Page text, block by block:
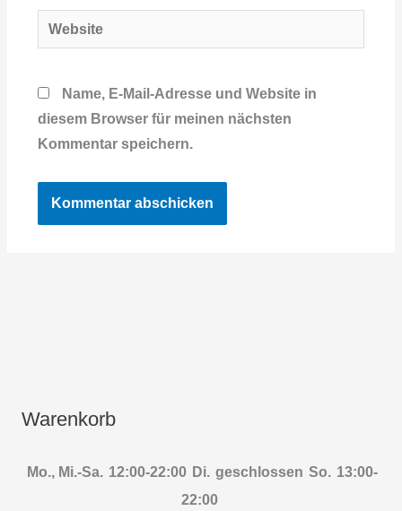
Website
Name, E-Mail-Adresse und Website in
diesem Browser für meinen nächsten
Kommentar speichern.
Warenkorb
Mo., Mi.-Sa. 12:00-22:00 Di. geschlossen So. 13:00-
22:00